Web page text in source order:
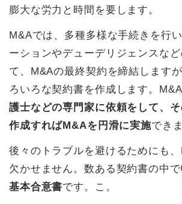
膨大な労力と時間を要します。
M&Aでは、多種多様な手続きを行
ーションやデューデリジェンスな
て、M&Aの最終契約を締結します
ろいろな契約書を作成します。M&A
護士などの専門家に依頼をして、
作成すればM&Aを円滑に実施でき
後々のトラブルを避けるためにも
欠かせません。数ある契約書の中で
基本合意書です。こ。